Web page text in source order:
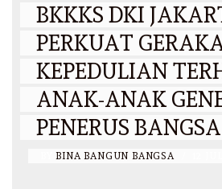
BKKKS DKI
PERKUAT
KEPEDULIAN
ANAK-ANAK
PENERUS BANGSA
BINA BANGUN BANGSA